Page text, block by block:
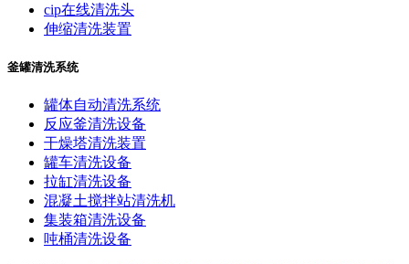
cip在线清洗头
伸缩清洗装置
釜罐清洗系统
罐体自动清洗系统
反应釜清洗设备
干燥塔清洗装置
罐车清洗设备
拉缸清洗设备
混凝土搅拌站清洗机
集装箱清洗设备
吨桶清洗设备